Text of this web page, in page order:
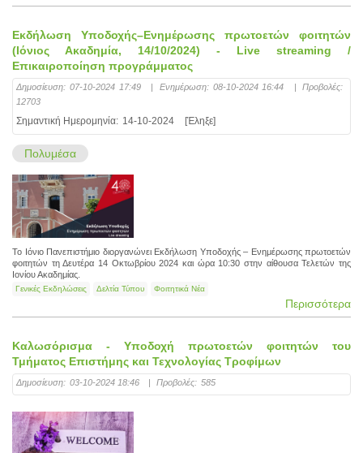
Εκδήλωση Υποδοχής–Ενημέρωσης πρωτοετών φοιτητών
(Ιόνιος Ακαδημία, 14/10/2024) - Live streaming /
Επικαιροποίηση προγράμματος
Δημοσίευση: 07-10-2024 17:49 | Ενημέρωση: 08-10-2024 16:44 |
Προβολές:
12703
Σημαντική Ημερομηνία: 14-10-2024 [Έληξε]
Πολυμέσα
Το Ιόνιο Πανεπιστήμιο διοργανώνει Εκδήλωση Υποδοχής – Ενημέρωσης πρωτοετών
φοιτητών τη Δευτέρα 14 Οκτωβρίου 2024 και ώρα 10:30 στην αίθουσα Τελετών της
Ιονίου Ακαδημίας.
Γενικές Εκδηλώσεις Δελτία Τύπου Φοιτητικά Νέα
Περισσότερα
Καλωσόρισμα - Υποδοχή πρωτοετών φοιτητών του
Τμήματος Επιστήμης και Τεχνολογίας Τροφίμων
Δημοσίευση: 03-10-2024 18:46 | Προβολές: 585